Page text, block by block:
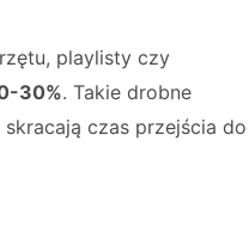
playlisty czy
30%. Takie drobne
czas przejścia do